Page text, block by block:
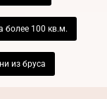
более 100 кв.м.
из бруса